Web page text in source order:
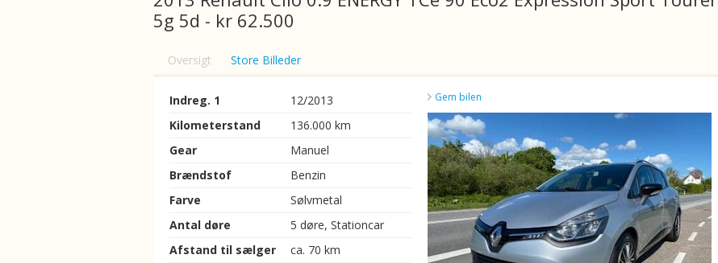
5g 5d - kr 62.500
Oversigt Store Billeder
Indreg. 1
12/2013
Kilometerstand
136.000 km
Gear
Manuel
Brændstof
Benzin
Farve
Sølvmetal
Antal døre
5 døre, Stationcar
Afstand til sælger
ca. 70 km
Gem bilen